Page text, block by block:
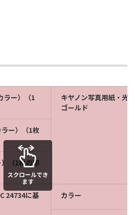
ラー）（1
キヤノン写真用紙・光沢
ゴールド
ー）（1枚
（1枚の印
24734に基
カラー
スクロールでき
ます